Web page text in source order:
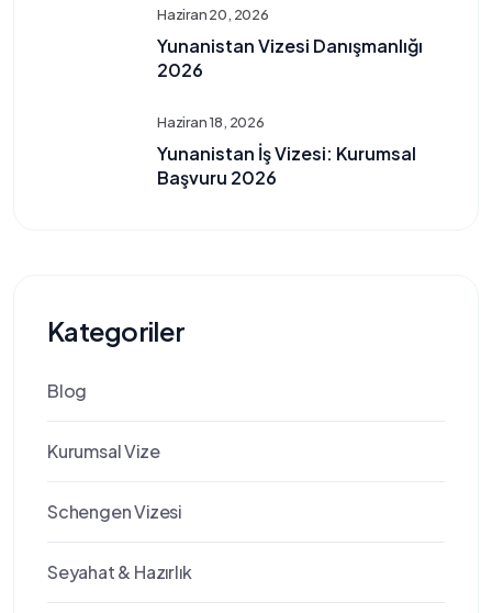
Haziran 20, 2026
Yunanistan Vizesi Danışmanlığı
2026
Haziran 18, 2026
Yunanistan İş Vizesi: Kurumsal
Başvuru 2026
Kategoriler
Blog
Kurumsal Vize
Schengen Vizesi
Seyahat & Hazırlık